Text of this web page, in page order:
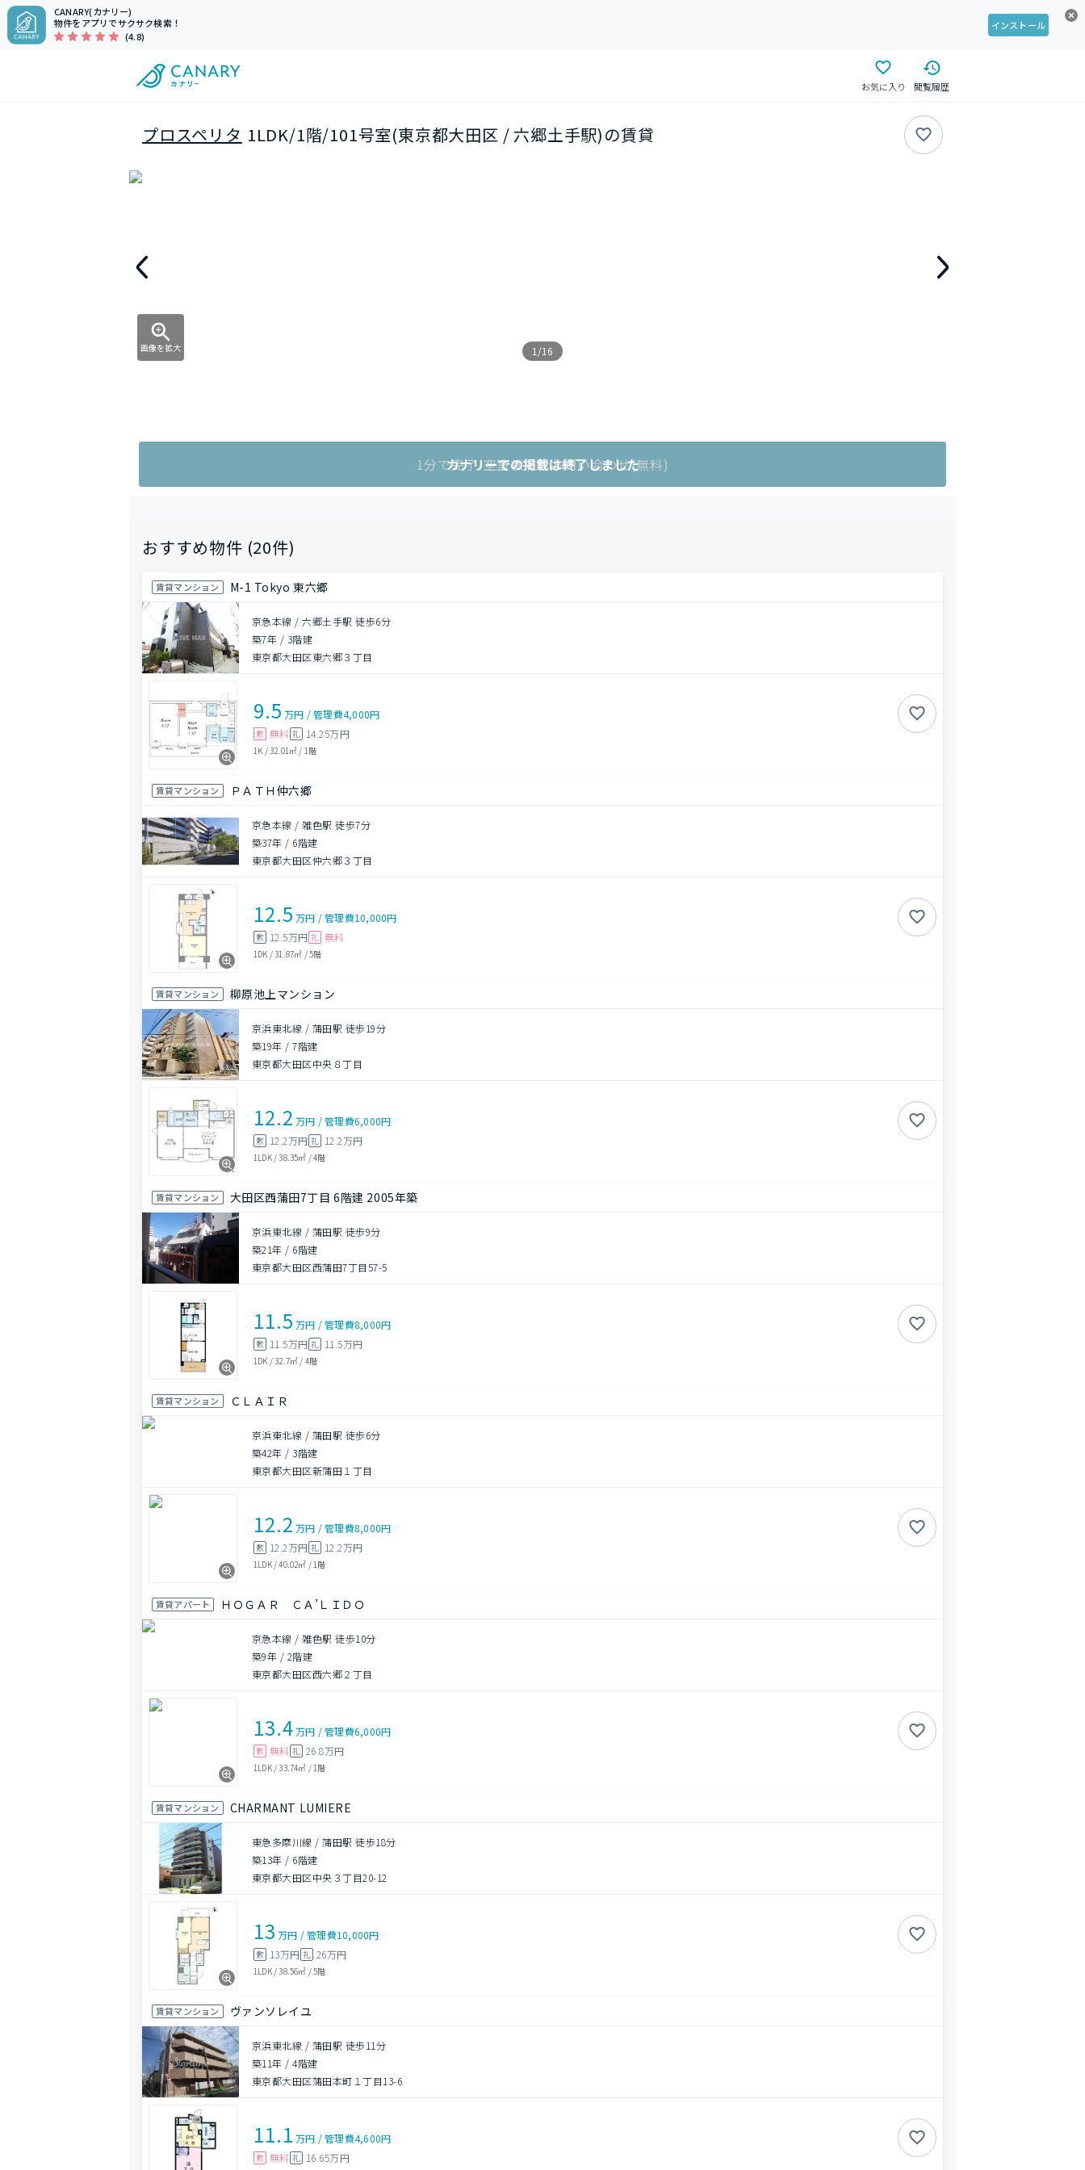
CANARY(カナリー)
物件をアプリでサクサク検索！
(4.8)
インストール
お気に入り 閲覧履歴
プロスペリタ 1LDK/1階/101号室(東京都大田区 / 六郷土手駅)の賃貸
画像を拡大 1/16
1分で完了!空室状況をお問い合わせ(無料)
カナリーでの掲載は終了しました
おすすめ物件 (20件)
賃貸マンション M-1 Tokyo 東六郷
京急本線 / 六郷土手駅 徒歩6分
築7年 / 3階建
東京都大田区東六郷３丁目
9.5 万円 /管理費4,000円
敷 無料 礼 14.25万円
1K /32.01㎡ / 1階
賃貸マンション ＰＡＴＨ仲六郷
京急本線 / 雑色駅 徒歩7分
築37年 / 6階建
東京都大田区仲六郷３丁目
12.5 万円 /管理費10,000円
敷 12.5万円 礼 無料
1DK /31.87㎡ /5階
賃貸マンション 柳原池上マンション
京浜東北線 / 蒲田駅 徒歩19分
築19年 /7階建
東京都大田区中央８丁目
12.2 万円 /管理費6,000円
敷 12.2万円 礼 12.2万円
1LDK/38.35㎡ /4階
賃貸マンション 大田区西蒲田7丁目 6階建 2005年築
京浜東北線 / 蒲田駅 徒歩9分
築21年 / 6階建
東京都大田区西蒲田7丁目57-5
11.5 万円 /管理費8,000円
敷 11.5万円 礼 11.5万円
1DK /32.7㎡ / 4階
賃貸マンション ＣＬＡＩＲ
京浜東北線 / 蒲田駅 徒歩6分
築42年 / 3階建
東京都大田区新蒲田１丁目
12.2 万円 /管理費8,000円
敷 12.2万円 礼 12.2万円
1LDK/40.02㎡ / 1階
賃貸アパート ＨＯＧＡＲ ＣＡ’ＬＩＤＯ
京急本線 / 雑色駅 徒歩10分
築9年 / 2階建
東京都大田区西六郷２丁目
13.4万円 /管理費6,000円
敷 無料 礼 26.8万円
1LDK/33.74㎡ / 1階
賃貸マンション CHARMANT LUMIERE
東急多摩川線 / 蒲田駅 徒歩18分
築13年 / 6階建
東京都大田区中央３丁目20-12
13 万円 /管理費10,000円
敷 13万円 礼 26万円
1LDK/38.56㎡ /5階
賃貸マンション ヴァンソレイユ
京浜東北線 / 蒲田駅 徒歩11分
築11年 /4階建
東京都大田区蒲田本町１丁目13-6
11.1 万円 /管理費4,600円
敷 無料 礼 16.65万円